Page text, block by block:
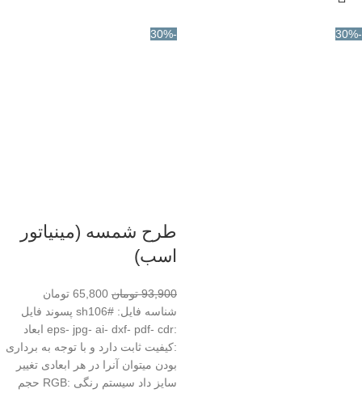
-30%
-30%
طرح شمسه (مینیاتور
اسب)
93,900 تومان 65,800 تومان
شناسه فایل: #sh106 پسوند فایل
:eps- jpg- ai- dxf- pdf- cdr ابعاد
:کیفیت ثابت دارد و با توجه به برداری
بودن میتوان آنرا در هر ابعادی تغییر
سایز داد سیستم رنگی :RGB حجم